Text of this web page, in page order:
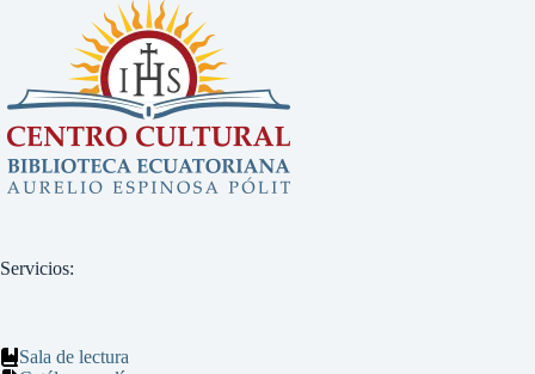
Servicios:
Sala de lectura